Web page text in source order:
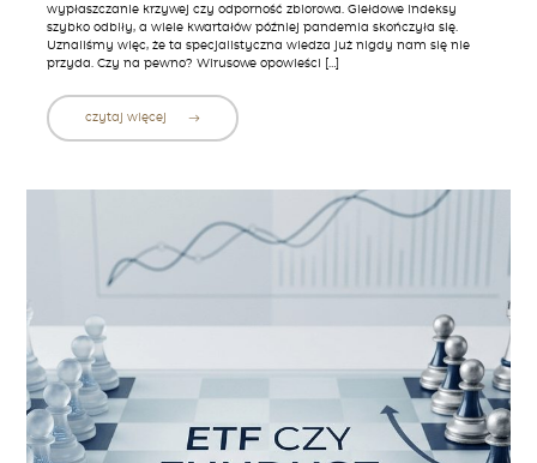
wypłaszczanie krzywej czy odporność zbiorowa. Giełdowe indeksy
szybko odbiły, a wiele kwartałów później pandemia skończyła się.
Uznaliśmy więc, że ta specjalistyczna wiedza już nigdy nam się nie
przyda. Czy na pewno? Wirusowe opowieści […]
czytaj więcej